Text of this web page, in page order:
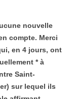
nouvelle
compte. Merci
en 4 jours, ont
* à
Saint-
sur lequel ils